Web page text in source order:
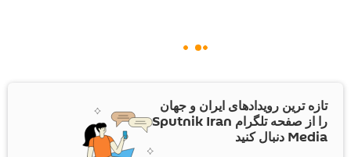
تازه ترین رویدادهای ایران و جهان
را از صفحه تلگرام Sputnik Iran
Media دنبال کنید